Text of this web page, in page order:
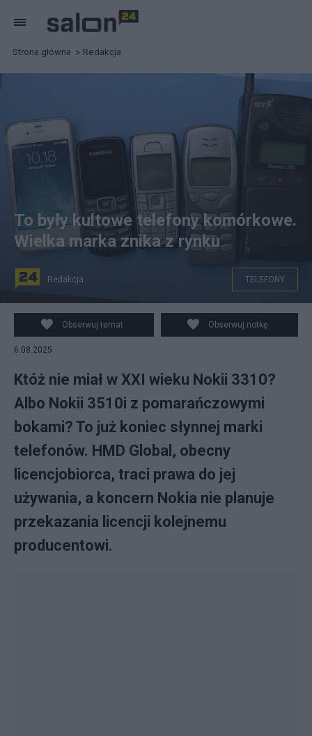
Strona główna Redakcja
To były kultowe telefony komórkowe.
Wielka marka znika z rynku
Redakcja TELEFONY
Obserwuj temat Obserwuj notkę
6.08.2025
Któż nie miał w XXI wieku Nokii 3310?
Albo Nokii 3510i z pomarańczowymi
bokami? To już koniec słynnej marki
telefonów. HMD Global, obecny
licencjobiorca, traci prawa do jej
używania, a koncern Nokia nie planuje
przekazania licencji kolejnemu
producentowi.